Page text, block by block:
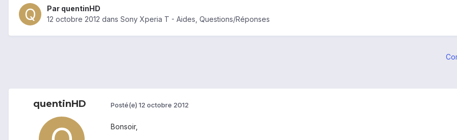
Par quentinHD
12 octobre 2012 dans Sony Xperia T - Aides, Questions/Réponses
quentinHD Posté(e) 12 octobre 2012
Bonsoir,